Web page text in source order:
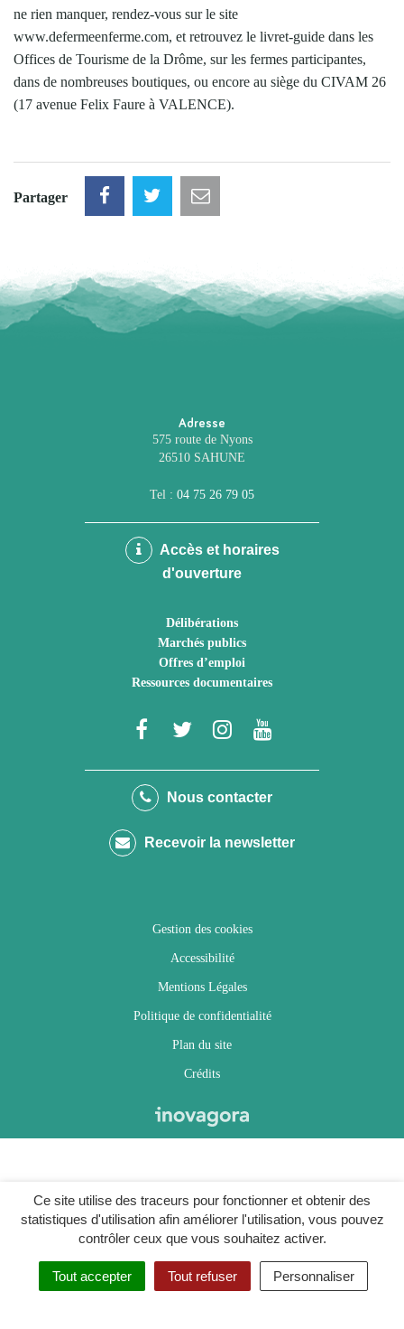
Ce site utilise des traceurs pour fonctionner et obtenir des
statistiques d'utilisation afin améliorer l'utilisation, vous pouvez
contrôler ceux que vous souhaitez activer.
Tout accepter Tout refuser Personnaliser
ne rien manquer, rendez-vous sur le site
www.defermeenferme.com, et retrouvez le livret-guide dans les
Offices de Tourisme de la Drôme, sur les fermes participantes,
dans de nombreuses boutiques, ou encore au siège du CIVAM 26
(17 avenue Felix Faure à VALENCE).
Partager
Adresse
575 route de Nyons
26510 SAHUNE
Tel : 04 75 26 79 05
Accès et horaires
d'ouverture
Délibérations
Marchés publics
Offres d’emploi
Ressources documentaires
Lien
le
Facebook
Lien
le
Twitter
Lien
le
Instagram
Youtube
Nous contacter
Recevoir la newsletter
Gestion des cookies
Accessibilité
Mentions Légales
Politique de confidentialité
Plan du site
Crédits